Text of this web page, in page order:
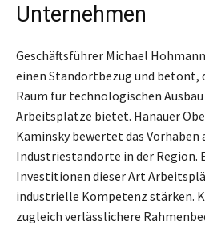
Unternehmen
Geschäftsführer Michael
einen Standortbezug und betont,
Raum für technologischen
Arbeitsplätze bietet. Hanauer
Kaminsky bewertet das Vorhaben
Industriestandorte in der Region.
Investitionen dieser Art
industrielle Kompetenz stärken.
zugleich verlässlichere